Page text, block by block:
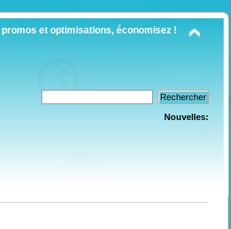
et optimisations, économisez !
Nouvelles: